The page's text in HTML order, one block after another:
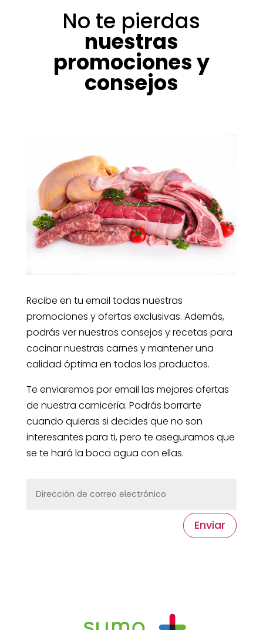
No te pierdas
nuestras
promociones y
consejos
Recibe en tu email todas nuestras
promociones y ofertas exclusivas. Además,
podrás ver nuestros consejos y recetas para
cocinar nuestras carnes y mantener una
calidad óptima en todos los productos.
Te enviaremos por email las mejores ofertas
de nuestra carnicería. Podrás borrarte
cuando quieras si decides que no son
interesantes para ti, pero te aseguramos que
se te hará la boca agua con ellas.
Enviar